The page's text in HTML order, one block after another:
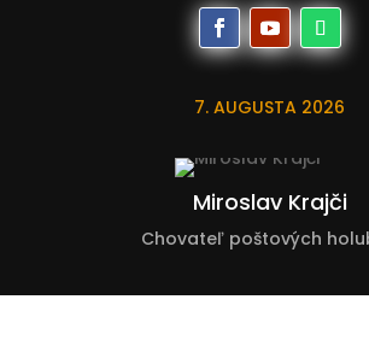
7. AUGUSTA 2026
Miroslav Krajči
Chovateľ poštových